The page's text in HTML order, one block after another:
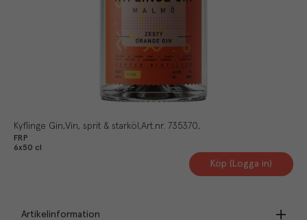
Kyflinge Gin Vin, sprit & starköl Art.nr. 735370
FRP
6x50 cl
Köp (Logga in)
Artikelinformation